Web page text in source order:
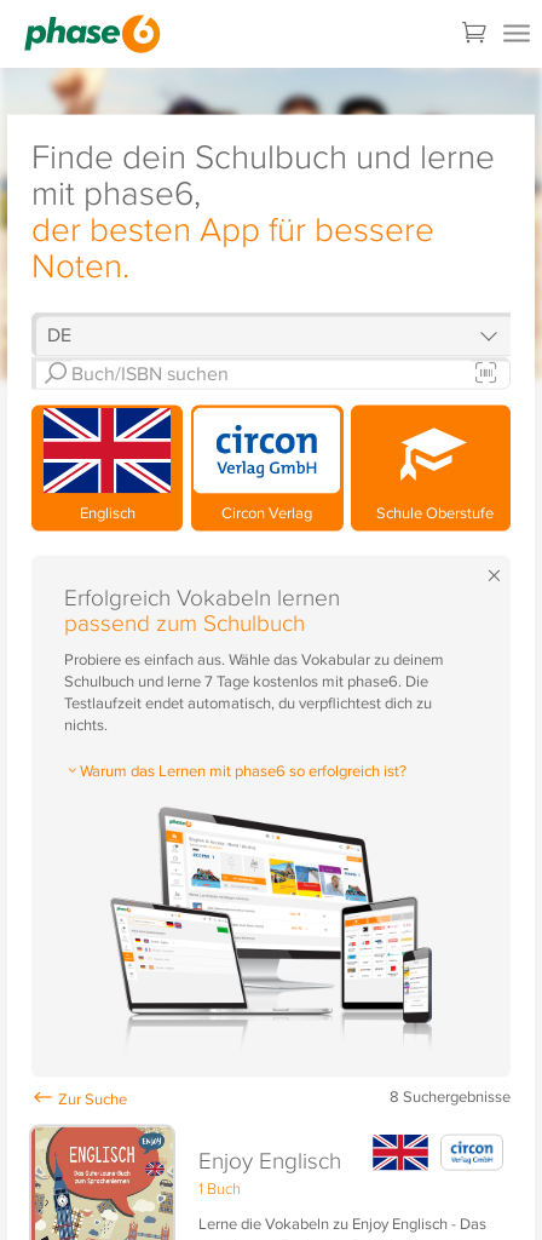
Finde dein Schulbuch und lerne
mit phase6,
der besten App für bessere
Noten.
Englisch Circon Verlag Schule Oberstufe
×
Erfolgreich Vokabeln lernen
passend zum Schulbuch
Probiere es einfach aus. Wähle das Vokabular zu deinem
Schulbuch und lerne 7 Tage kostenlos mit phase6. Die
Testlaufzeit endet automatisch, du verpflichtest dich zu
nichts.
Warum das Lernen mit phase6 so erfolgreich ist?
8 Suchergebnisse
Enjoy Englisch
1 Buch
Lerne die Vokabeln zu Enjoy Englisch - Das